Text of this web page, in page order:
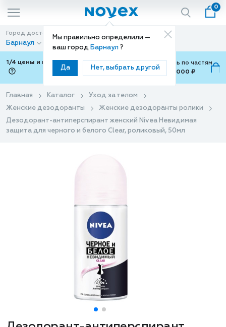
Мы правильно определили —
ваш город Барнаул ?
Да Нет, выбрать другой
0
Город доставки
Барнаул
Способ доставки
Доставка
1/4 цены и покупки ваши с Подели
Можно оплатить по частям
от 700 ₽ до 15,000 ₽
Главная Каталог
Уход за телом
Женские дезодоранты
Женские дезодоранты ролики
Дезодорант-антиперспирант женский Nivea Невидимая
защита для черного и белого Clear, роликовый, 50мл